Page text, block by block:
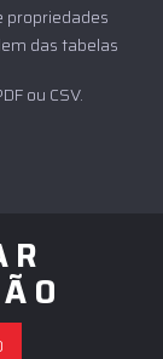
propriedades
das tabelas
ou CSV.